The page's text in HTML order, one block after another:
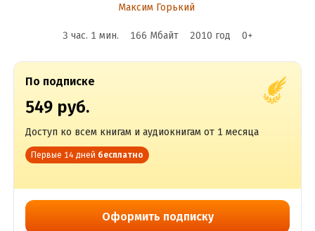
Максим Горький
3 час. 1 мин. 166 Мбайт 2010 год 0+
По подписке
549 руб.
Доступ ко всем книгам и аудиокнигам от 1 месяца
Первые 14 дней бесплатно
Оформить подписку